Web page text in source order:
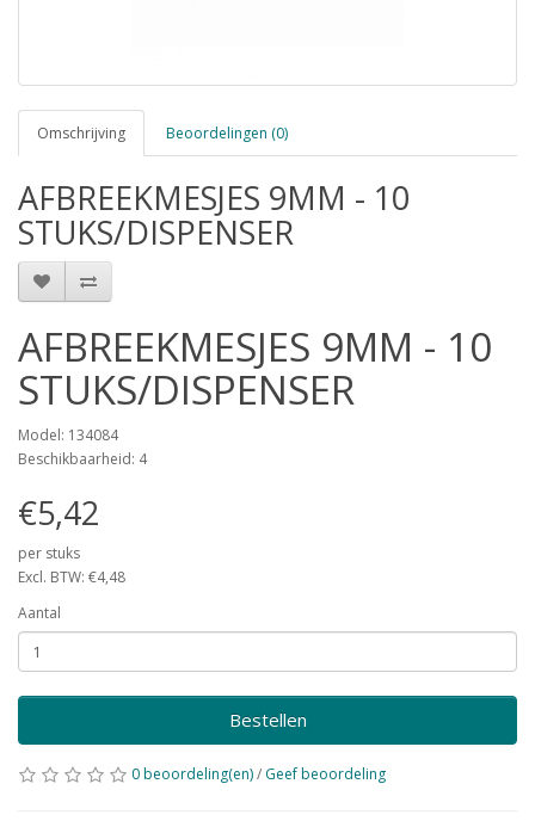
Omschrijving Beoordelingen (0)
AFBREEKMESJES 9MM - 10
STUKS/DISPENSER
AFBREEKMESJES 9MM - 10
STUKS/DISPENSER
Model: 134084
Beschikbaarheid: 4
€5,42
per stuks
Excl. BTW: €4,48
Aantal
Bestellen
0 beoordeling(en)/ Geef beoordeling